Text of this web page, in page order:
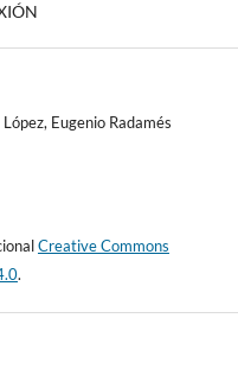
Eugenio Radamés
Creative Commons
.